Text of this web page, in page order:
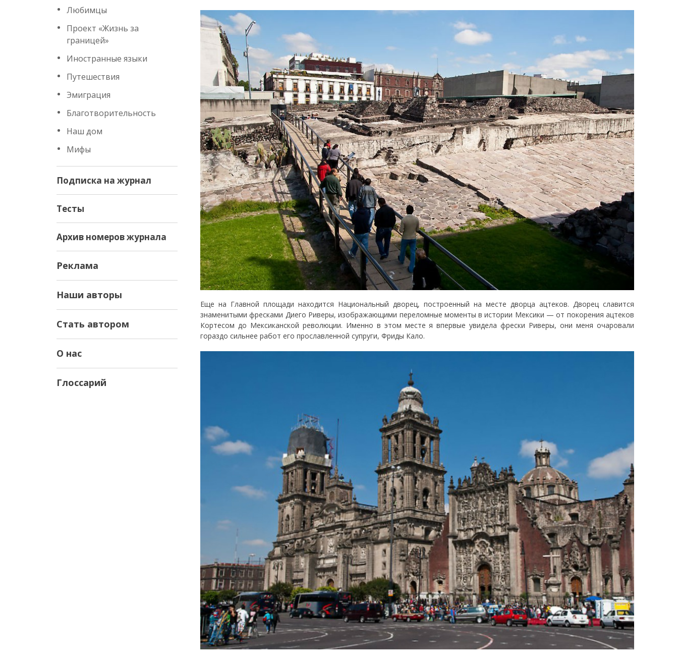
Любимцы
Проект «Жизнь за
границей»
Иностранные языки
Путешествия
Эмиграция
Благотворительность
Наш дом
Мифы
Подписка на журнал
Тесты
Архив номеров журнала
Реклама
Наши авторы
Стать автором
О нас
Глоссарий
Еще на Главной площади находится Национальный дворец, построенный на месте дворца ацтеков. Дворец славится
знаменитыми фресками Диего Риверы, изображающими переломные моменты в истории Мексики — от покорения ацтеков
Кортесом до Мексиканской революции. Именно в этом месте я впервые увидела фрески Риверы, они меня очаровали
гораздо сильнее работ его прославленной супруги, Фриды Кало.